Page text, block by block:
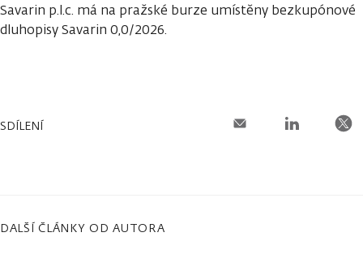
Savarin p.l.c. má na pražské burze umístěny bezkupónové
dluhopisy Savarin 0,0/2026.
SDÍLENÍ
DALŠÍ ČLÁNKY OD AUTORA